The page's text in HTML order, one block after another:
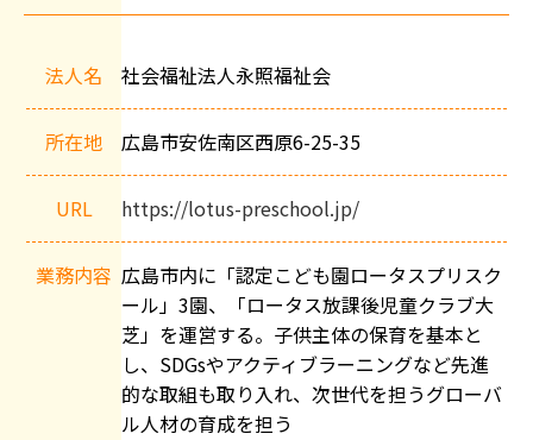
法人名 社会福祉法人永照福祉会
所在地 広島市安佐南区西原6-25-35
URL https://lotus-preschool.jp/
業務内容 広島市内に「認定こども園ロータスプリスク
ール」3園、「ロータス放課後児童クラブ大
芝」を運営する。子供主体の保育を基本と
し、SDGsやアクティブラーニングなど先進
的な取組も取り入れ、次世代を担うグローバ
ル人材の育成を担う